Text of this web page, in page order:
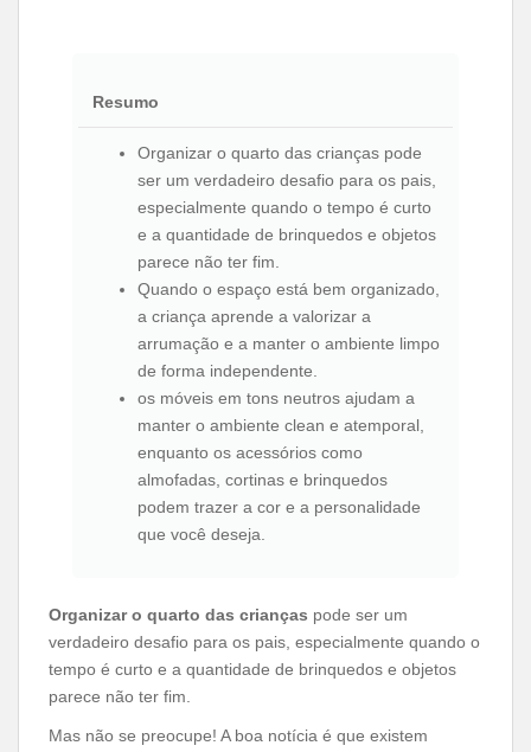
Resumo
Organizar o quarto das crianças pode
ser um verdadeiro desafio para os pais,
especialmente quando o tempo é curto
e a quantidade de brinquedos e objetos
parece não ter fim.
Quando o espaço está bem organizado,
a criança aprende a valorizar a
arrumação e a manter o ambiente limpo
de forma independente.
os móveis em tons neutros ajudam a
manter o ambiente clean e atemporal,
enquanto os acessórios como
almofadas, cortinas e brinquedos
podem trazer a cor e a personalidade
que você deseja.
Organizar o quarto das crianças pode ser um
verdadeiro desafio para os pais, especialmente quando o
tempo é curto e a quantidade de brinquedos e objetos
parece não ter fim.
Mas não se preocupe! A boa notícia é que existem